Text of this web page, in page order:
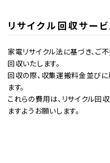
リサイクル回収サー
家電リサイクル法に基づき、ご
回収いたします。
回収の際、収集運搬料金並び
ます。
これらの費用は、リサイクル
ますようお願いします。